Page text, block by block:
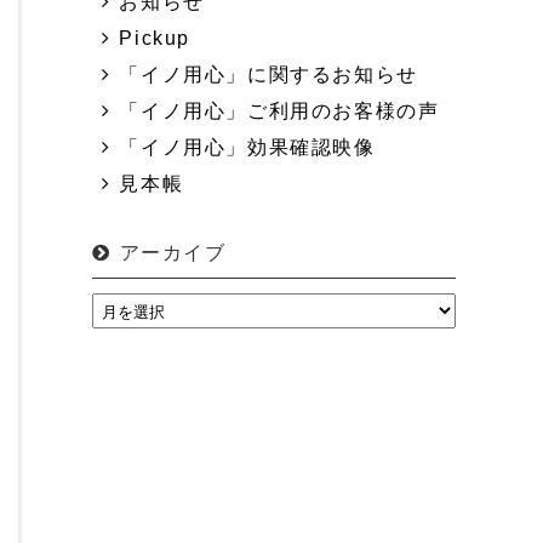
Pickup
「イノ用心」に関するお知らせ
「イノ用心」ご利用のお客様の声
「イノ用心」効果確認映像
見本帳
アーカイブ